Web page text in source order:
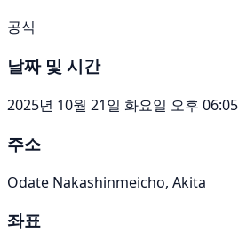
공식
날짜 및 시간
2025년 10월 21일 화요일 오후 06:05
주소
Odate Nakashinmeicho, Akita
좌표